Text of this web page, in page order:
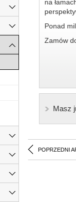
na
Ponad
Zamów
Masz
POPRZEDNI